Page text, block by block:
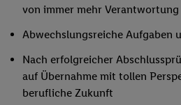
von immer mehr Verantwortung
Abwechslungsreiche Aufgaben
Nach erfolgreicher
auf Übernahme mit tollen
berufliche Zukunft